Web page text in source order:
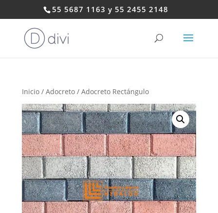
55 5687 1163 y 55 2455 2148
Inicio/ Adocreto/ Adocreto Rectángulo